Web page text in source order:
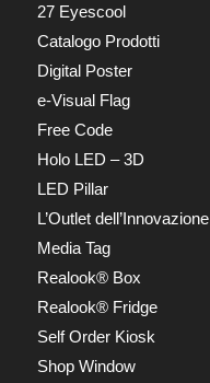
27 Eyescool
Catalogo Prodotti
Digital Poster
e-Visual Flag
Free Code
Holo LED – 3D
LED Pillar
L’Outlet dell’Innovazione
Media Tag
Realook® Box
Realook® Fridge
Self Order Kiosk
Shop Window